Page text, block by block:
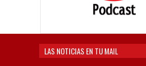
LAS NOTICIAS EN TU MAIL